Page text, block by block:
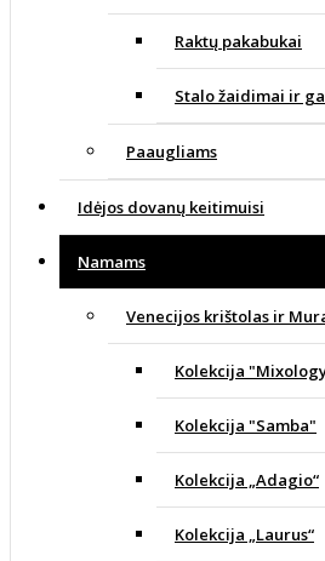
Raktų pakabukai
Stalo žaidimai ir
Paaugliams
Idėjos dovanų keitimuisi
Namams
Venecijos krištolas ir
Kolekcija
Kolekcija "Samba"
Kolekcija „Adagio“
Kolekcija „Laurus“